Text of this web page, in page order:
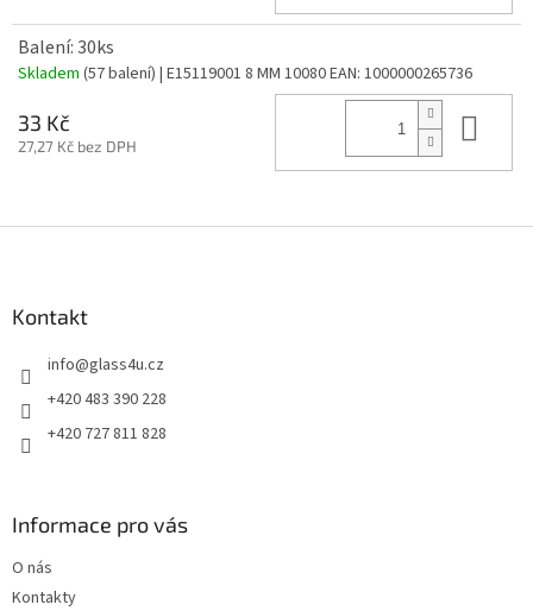
Balení: 30ks
Skladem (57 balení) | E15119001 8 MM 10080EAN: 1000000265736
33 Kč
27,27 Kč bez DPH
Kontakt
info@glass4u.cz
+420 483 390 228
+420 727 811 828
Informace pro vás
O nás
Kontakty